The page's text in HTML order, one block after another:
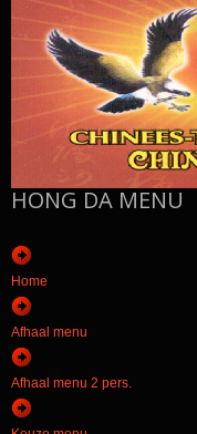
HONG DA MENU
Home
Afhaal menu
Afhaal menu 2 pers.